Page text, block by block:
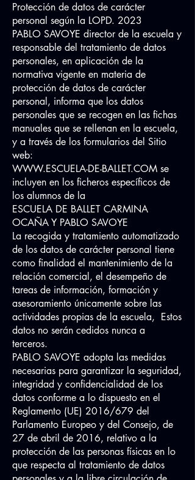
Protección de datos de carácter
personal según la LOPD. 2023
PABLO SAVOYE director de la escuela y
responsable del tratamiento de datos
personales, en aplicación de la
normativa vigente en materia de
protección de datos de carácter
personal, informa que los datos
personales que se recogen en las fichas
manuales que se rellenan en la escuela,
y a través de los formularios del Sitio
web:
WWW.ESCUELA-DE-BALLET.COM se
incluyen en los ficheros específicos de
los alumnos de la
ESCUELA DE BALLET CARMINA
OCAÑA Y PABLO SAVOYE
La recogida y tratamiento automatizado
de los datos de carácter personal tiene
como finalidad el mantenimiento de la
relación comercial, el desempeño de
tareas de información, formación y
asesoramiento únicamente sobre las
actividades propias de la escuela, Estos
datos no serán cedidos nunca a
terceros.
PABLO SAVOYE adopta las medidas
necesarias para garantizar la seguridad,
integridad y confidencialidad de los
datos conforme a lo dispuesto en el
Reglamento (UE) 2016/679 del
Parlamento Europeo y del Consejo, de
27 de abril de 2016, relativo a la
protección de las personas físicas en lo
que respecta al tratamiento de datos